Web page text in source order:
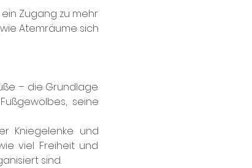
Zugang zu mehr
Atemräume sich
– die Grundlage
seine
Kniegelenke und
viel Freiheit und
sind.